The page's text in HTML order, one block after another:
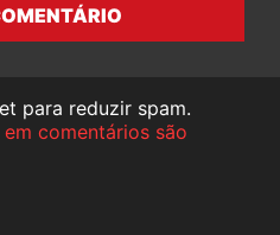
para reduzir spam.
comentários são